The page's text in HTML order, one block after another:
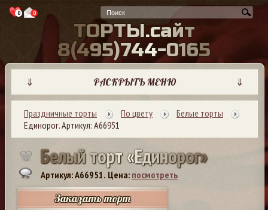
0 0
ТОРТЫ.сайт
8(495)744-0165
⇓ РАСКРЫТЬ МЕНЮ ⇓
Праздничные торты По цвету
Белые торты
Единорог. Артикул: А66951
Белыйторт«Единорог»
Артикул: A66951. Цена: посмотреть
Заказать торт